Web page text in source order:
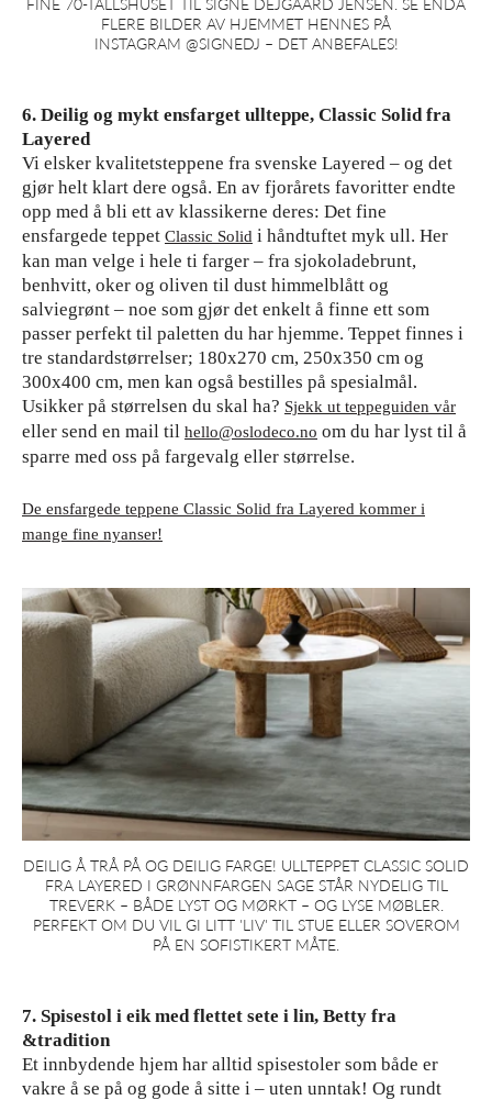
FINE 70-TALLSHUSET TIL SIGNE DEJGAARD JENSEN. SE ENDA
FLERE BILDER AV HJEMMET HENNES PÅ
INSTAGRAM @SIGNEDJ – DET ANBEFALES!
6. Deilig og mykt ensfarget ullteppe, Classic Solid fra
Layered
Vi elsker kvalitetsteppene fra svenske Layered – og det
gjør helt klart dere også. En av fjorårets favoritter endte
opp med å bli ett av klassikerne deres: Det fine
ensfargede teppet Classic Solid i håndtuftet myk ull. Her
kan man velge i hele ti farger – fra sjokoladebrunt,
benhvitt, oker og oliven til dust himmelblått og
salviegrønt – noe som gjør det enkelt å finne ett som
passer perfekt til paletten du har hjemme. Teppet finnes i
tre standardstørrelser; 180x270 cm, 250x350 cm og
300x400 cm, men kan også bestilles på spesialmål.
Usikker på størrelsen du skal ha? Sjekk ut teppeguiden vår
eller send en mail til hello@oslodeco.no om du har lyst til å
sparre med oss på fargevalg eller størrelse.
De ensfargede teppene Classic Solid fra Layered kommer i
mange fine nyanser!
DEILIG Å TRÅ PÅ OG DEILIG FARGE! ULLTEPPET CLASSIC SOLID
FRA LAYERED I GRØNNFARGEN SAGE STÅR NYDELIG TIL
TREVERK – BÅDE LYST OG MØRKT – OG LYSE MØBLER.
PERFEKT OM DU VIL GI LITT 'LIV' TIL STUE ELLER SOVEROM
PÅ EN SOFISTIKERT MÅTE.
7. Spisestol i eik med flettet sete i lin, Betty fra
&tradition
Et innbydende hjem har alltid spisestoler som både er
vakre å se på og gode å sitte i – uten unntak! Og rundt